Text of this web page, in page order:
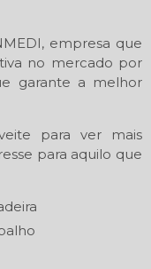
empresa que
no mercado por
garante a melhor
para ver mais
para aquilo que